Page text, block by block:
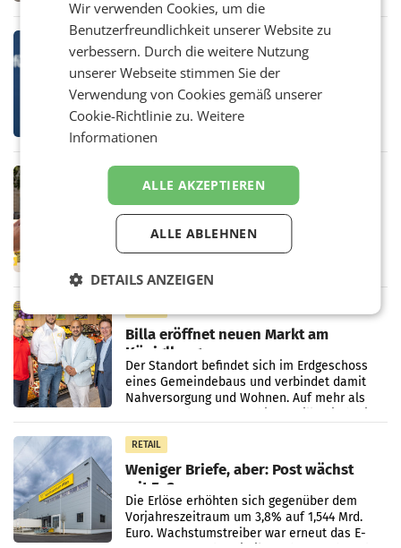
eines Treffens zwischen Staatssekretärin
Elisabeth
MARKETING & MEDIA
Studie zur Medienpräsenz: Wie
Österreichs ATX-Unternehmen
international wahrgenommen
werden
Österreichs börsennotierte Unternehmen
agieren längst auf internationalen Märkten.
Eine neue internationale
weltweite Berichterstattung über
Stibitzer inszeniert Spritz-Party in
Wien
Eine inszenierte Lkw-Panne mit einem
Lieferwagen und hunderten herausfallenden
Passanten wurden gebeten, beim Aufräumen
Billa eröffnet neuen Markt am
Küniglberg
Der Standort befindet sich im Erdgeschoss
eines Gemeindebaus und verbindet damit
Nahversorgung und Wohnen. Auf mehr als
RETAIL
Weniger Briefe, aber: Post wächst
mit E-Commerce
Die Erlöse erhöhten sich gegenüber dem
Vorjahreszeitraum um 3,8% auf 1,544 Mrd.
Euro. Wachstumstreiber war erneut das E-
Wir verwenden Cookies, um die
Benutzerfreundlichkeit unserer Website zu
verbessern. Durch die weitere Nutzung
unserer Webseite stimmen Sie der
Verwendung von Cookies gemäß unserer
Cookie-Richtlinie zu.Weitere
Informationen
ALLE AKZEPTIEREN
ALLE ABLEHNEN
DETAILS ANZEIGEN